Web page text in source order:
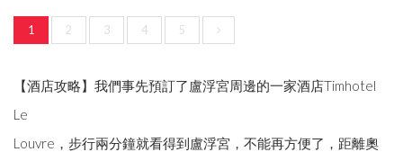
臉
1 2 3 4 5
【酒店攻略】我們事先預訂了盧浮宮周邊的一家酒店Timhotel
Le
Louvre，步行兩分鐘就看得到盧浮宮，不能再方便了，距離奧